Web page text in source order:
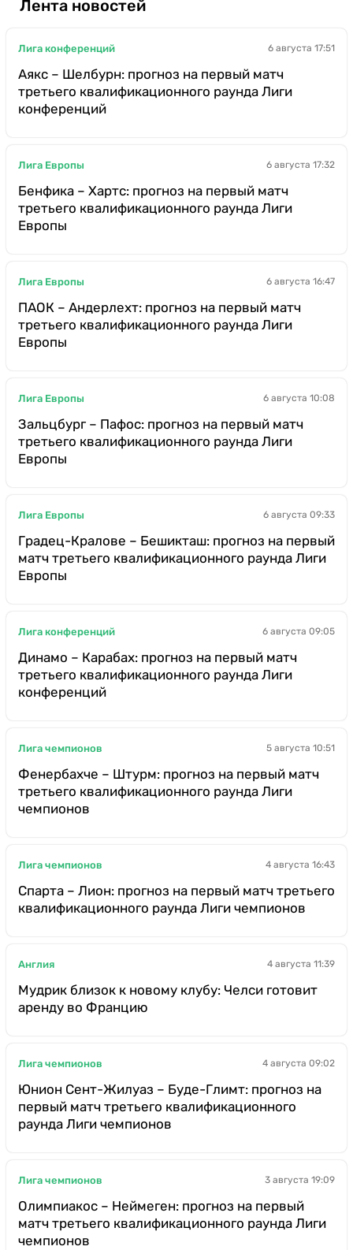
Лента новостей
Лига конференций 6 августа 17:51
Аякс – Шелбурн: прогноз на первый матч
третьего квалификационного раунда Лиги
конференций
Лига Европы 6 августа 17:32
Бенфика – Хартс: прогноз на первый матч
третьего квалификационного раунда Лиги
Европы
Лига Европы 6 августа 16:47
ПАОК – Андерлехт: прогноз на первый матч
третьего квалификационного раунда Лиги
Европы
Лига Европы 6 августа 10:08
Зальцбург – Пафос: прогноз на первый матч
третьего квалификационного раунда Лиги
Европы
Лига Европы 6 августа 09:33
Градец-Кралове – Бешикташ: прогноз на первый
матч третьего квалификационного раунда Лиги
Европы
Лига конференций 6 августа 09:05
Динамо – Карабах: прогноз на первый матч
третьего квалификационного раунда Лиги
конференций
Лига чемпионов 5 августа 10:51
Фенербахче – Штурм: прогноз на первый матч
третьего квалификационного раунда Лиги
чемпионов
Лига чемпионов 4 августа 16:43
Спарта – Лион: прогноз на первый матч третьего
квалификационного раунда Лиги чемпионов
Англия 4 августа 11:39
Мудрик близок к новому клубу: Челси готовит
аренду во Францию
Лига чемпионов 4 августа 09:02
Юнион Сент-Жилуаз – Буде-Глимт: прогноз на
первый матч третьего квалификационного
раунда Лиги чемпионов
Лига чемпионов 3 августа 19:09
Олимпиакос – Неймеген: прогноз на первый
матч третьего квалификационного раунда Лиги
чемпионов